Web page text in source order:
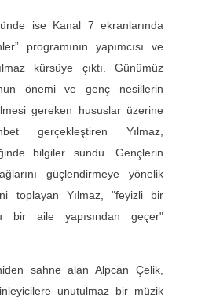
ise Kanal 7 ekranlarında
programının yapımcısı ve
kürsüye çıktı. Günümüz
önemi ve genç nesillerin
gereken hususlar üzerine
gerçekleştiren Yılmaz,
bilgiler sundu. Gençlerin
güçlendirmeye yönelik
toplayan Yılmaz, "feyizli bir
bir aile yapısından geçer"
sahne alan Alpcan Çelik,
unutulmaz bir müzik